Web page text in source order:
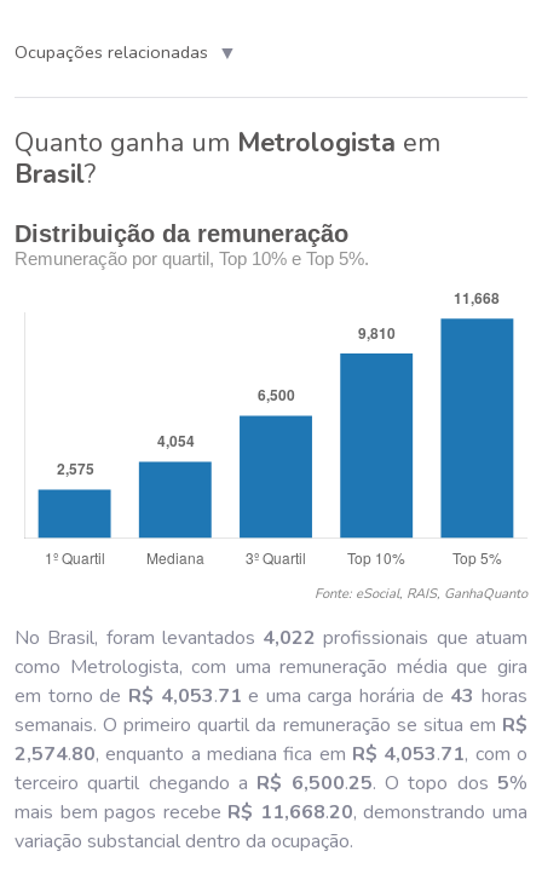
Ocupações relacionadas ▼
Quanto ganha um Metrologista em
Brasil?
Distribuição da remuneração
Remuneração por quartil, Top 10% e Top 5%.
Fonte: eSocial, RAIS, GanhaQuanto
No Brasil, foram levantados 4,022 profissionais que atuam
como Metrologista, com uma remuneração média que gira
em torno de R$ 4,053.71 e uma carga horária de 43 horas
semanais. O primeiro quartil da remuneração se situa em R$
2,574.80, enquanto a mediana fica em R$ 4,053.71, com o
terceiro quartil chegando a R$ 6,500.25. O topo dos 5%
mais bem pagos recebe R$ 11,668.20, demonstrando uma
variação substancial dentro da ocupação.